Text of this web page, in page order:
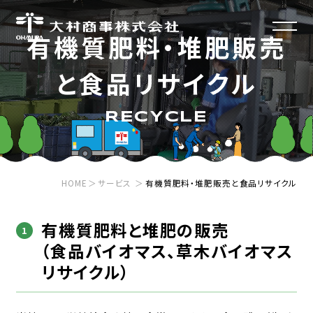
HOME ホーム
RECRUIT 採用情報
不用品回収/遺品整理/生前整理
事業ごみ/産業廃棄物
COMPANY 会社案内
有機質肥料・堆肥販売
と食品リサイクル
RECYCLE
HOME サービス 有機質肥料・堆肥販売と食品リサイクル
有機質肥料と堆肥の販売
（食品バイオマス、草木バイオマス
リサイクル）